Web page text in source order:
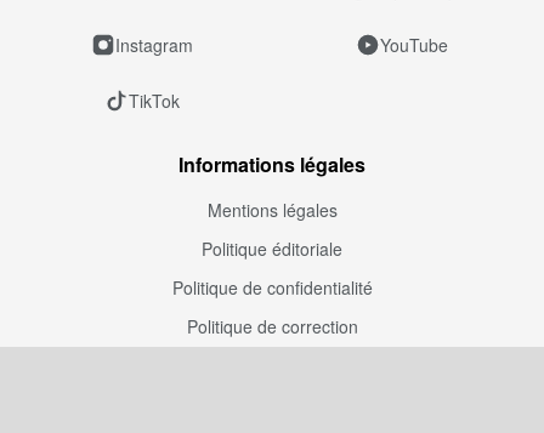
Instagram YouTube
TikTok
Informations légales
Mentions légales
Politique éditoriale
Politique de confidentialité
Politique de correction